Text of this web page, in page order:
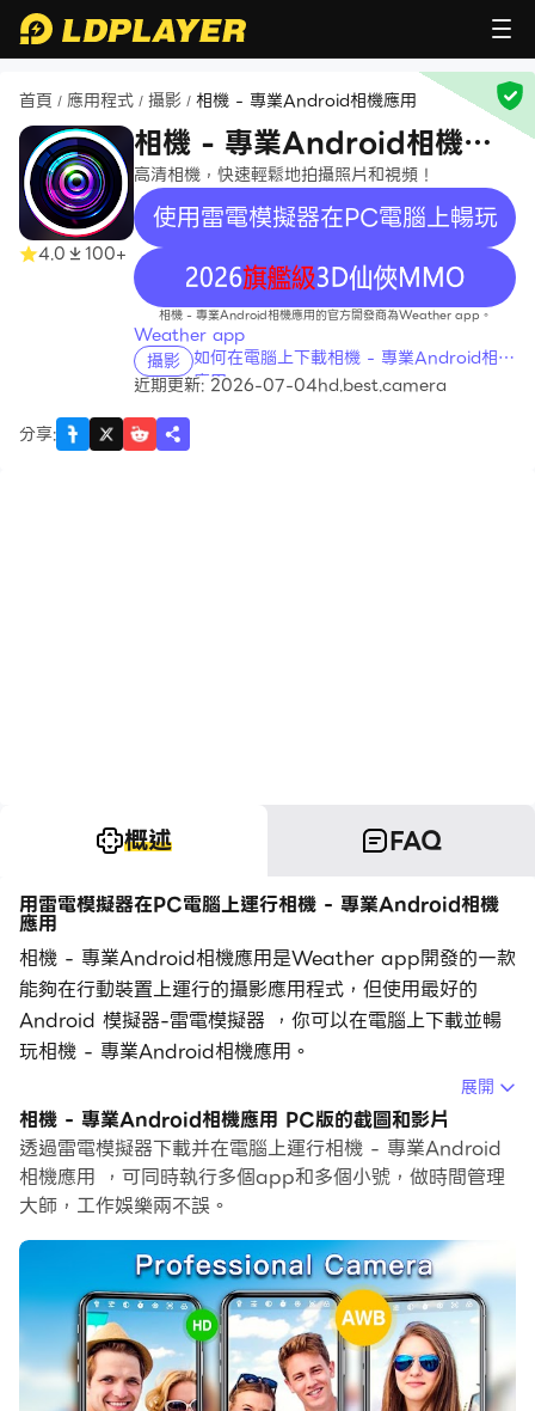
首頁 / 應用程式 / 攝影 / 相機 - 專業Android相機應用
4.0 100+
相機 - 專業Android相機應
用
高清相機，快速輕鬆地拍攝照片和視頻！
使用雷電模擬器在PC電腦上暢玩
recommend
相機 - 專業Android相機應用的官方開發商為Weather app。
Weather app
攝影 如何在電腦上下載相機 - 專業Android相機
應用
近期更新: 2026-07-04hd.best.camera
分享:
概述 FAQ
用雷電模擬器在PC電腦上運行相機 - 專業Android相機
應用
相機 - 專業Android相機應用是Weather app開發的一款
能夠在行動裝置上運行的攝影應用程式，但使用最好的
Android 模擬器-雷電模擬器 ，你可以在電腦上下載並暢
玩相機 - 專業Android相機應用。
在電腦上運行相機 - 專業Android相機應用，您可以在大
螢幕上清晰地瀏覽, 而用滑鼠和鍵盤操控應用程式比用觸摸
屏鍵盤要快得多，同時你將永遠不必擔心設備的電量問題。
通過多開和同步功能，你甚至可以在PC上運行多個應用程
式和帳戶。
而文件互傳功能讓分享圖像、影片和文件也變得非常容易。
下載相機 - 專業Android相機應用並在PC上運行。享受
PC端的大螢幕和高畫質畫質吧!
展開
相機 - 專業Android相機應用 PC版的截圖和影片
透過雷電模擬器下載并在電腦上運行相機 - 專業Android
相機應用 ，可同時執行多個app和多個小號，做時間管理
大師，工作娛樂兩不誤。